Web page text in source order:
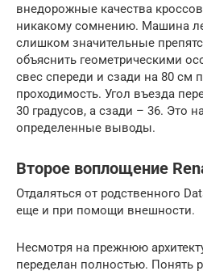
внедорожные качества
никакому сомнению. Машина
слишком значительные
объяснить геометрическими
свес спереди и сзади на 80 см
проходимость. Угол въезда
30 градусов, а сзади – 36. Это
определенные выводы.
Второе воплощение
Отдаляться от родственного
еще и при помощи внешности.
Несмотря на прежнюю
переделан полностью. Понять